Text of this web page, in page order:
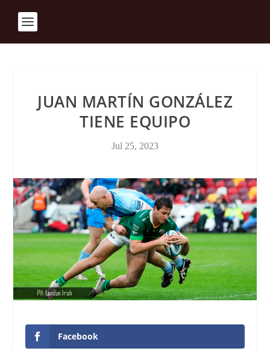
JUAN MARTÍN GONZÁLEZ
TIENE EQUIPO
Jul 25, 2023
Facebook